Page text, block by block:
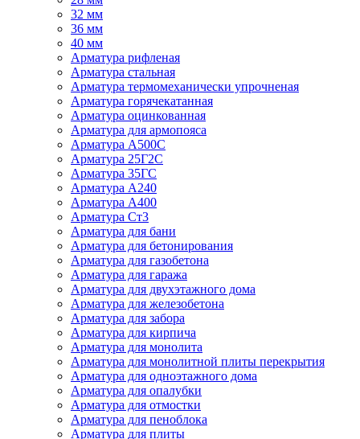
32 мм
36 мм
40 мм
Арматура рифленая
Арматура стальная
Арматура термомеханически упрочненая
Арматура горячекатанная
Арматура оцинкованная
Арматура для армопояса
Арматура A500С
Арматура 25Г2С
Арматура 35ГС
Арматура А240
Арматура А400
Арматура Ст3
Арматура для бани
Арматура для бетонирования
Арматура для газобетона
Арматура для гаража
Арматура для двухэтажного дома
Арматура для железобетона
Арматура для забора
Арматура для кирпича
Арматура для монолита
Арматура для монолитной плиты перекрытия
Арматура для одноэтажного дома
Арматура для опалубки
Арматура для отмостки
Арматура для пеноблока
Арматура для плиты